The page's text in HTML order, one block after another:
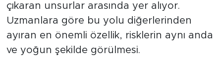
çıkaran unsurlar arasında yer alıyor.
Uzmanlara göre bu yolu diğerlerinden
ayıran en önemli özellik, risklerin aynı anda
ve yoğun şekilde görülmesi.